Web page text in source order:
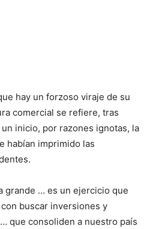
hay un forzoso viraje de su
comercial se refiere, tras
inicio, por razones ignotas, la
habían imprimido las
grande … es un ejercicio que
buscar inversiones y
que consoliden a nuestro país